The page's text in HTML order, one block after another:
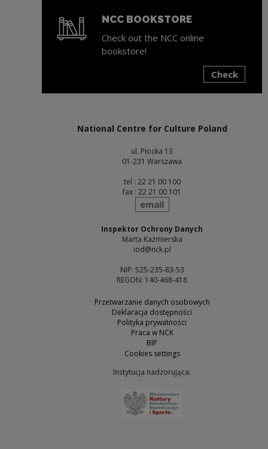
NCC BOOKSTORE
Check out the NCC online
bookstore!
Check
National Centre for Culture Poland
ul. Płocka 13
01-231 Warszawa
tel : 22 21 00 100
fax : 22 21 00 101
send
email
Inspektor Ochrony Danych
Marta Kaźmierska
iod@nck.pl
NIP: 525-235-83-53
REGON: 140-468-418
Przetwarzanie danych osobowych
Deklaracja dostępności
Polityka prywatności
Praca w NCK
BIP
Cookies settings
Instytucja nadzorująca: